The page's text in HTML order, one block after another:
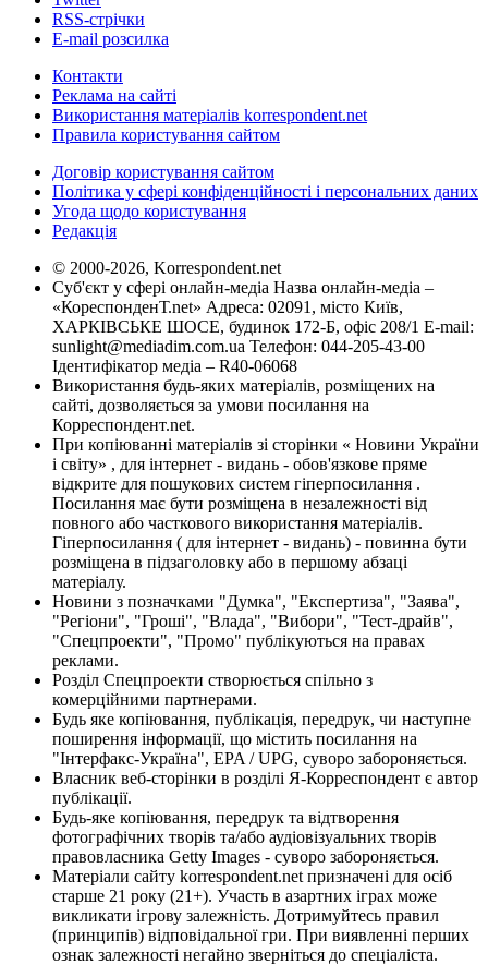
RSS-стрічки
E-mail розсилка
Контакти
Реклама на сайті
Використання матеріалів korrespondent.net
Правила користування сайтом
Договір користування сайтом
Політика у сфері конфіденційності і персональних даних
Угода щодо користування
Редакція
© 2000-2026, Korrespondent.net
Суб'єкт у сфері онлайн-медіа Назва онлайн-медіа –
«КореспонденТ.net» Адреса: 02091, місто Київ,
ХАРКІВСЬКЕ ШОСЕ, будинок 172-Б, офіс 208/1 E-mail:
sunlight@mediadim.com.ua Телефон: 044-205-43-00
Ідентифікатор медіа – R40-06068
Використання будь-яких матеріалів, розміщених на
сайті, дозволяється за умови посилання на
Корреспондент.net.
При копіюванні матеріалів зі сторінки « Новини України
і світу» , для інтернет - видань - обов'язкове пряме
відкрите для пошукових систем гіперпосилання .
Посилання має бути розміщена в незалежності від
повного або часткового використання матеріалів.
Гіперпосилання ( для інтернет - видань) - повинна бути
розміщена в підзаголовку або в першому абзаці
матеріалу.
Новини з позначками "Думка", "Експертиза", "Заява",
"Регіони", "Гроші", "Влада", "Вибори", "Тест-драйв",
"Спецпроекти", "Промо" публікуються на правах
реклами.
Розділ Спецпроекти створюється спільно з
комерційними партнерами.
Будь яке копіювання, публікація, передрук, чи наступне
поширення інформації, що містить посилання на
"Інтерфакс-Україна", EPA / UPG, суворо забороняється.
Власник веб-сторінки в розділі Я-Корреспондент є автор
публікації.
Будь-яке копіювання, передрук та відтворення
фотографічних творів та/або аудіовізуальних творів
правовласника Getty Images - суворо забороняється.
Матеріали сайту korrespondent.net призначені для осіб
старше 21 року (21+). Участь в азартних іграх може
викликати ігрову залежність. Дотримуйтесь правил
(принципів) відповідальної гри. При виявленні перших
ознак залежності негайно зверніться до спеціаліста.